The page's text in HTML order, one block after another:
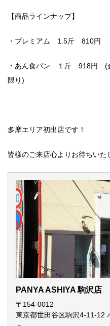
【商品ラインナップ】
・プレミアム 1.5斤 810円
・あん食パン １斤 918円 (
限り)
多摩エリア初出店です！
皆様のご来店心よりお待ちいた
PANYA ASHIYA 駒沢店
〒154-0012
東京都世田谷区駒沢4-11-12